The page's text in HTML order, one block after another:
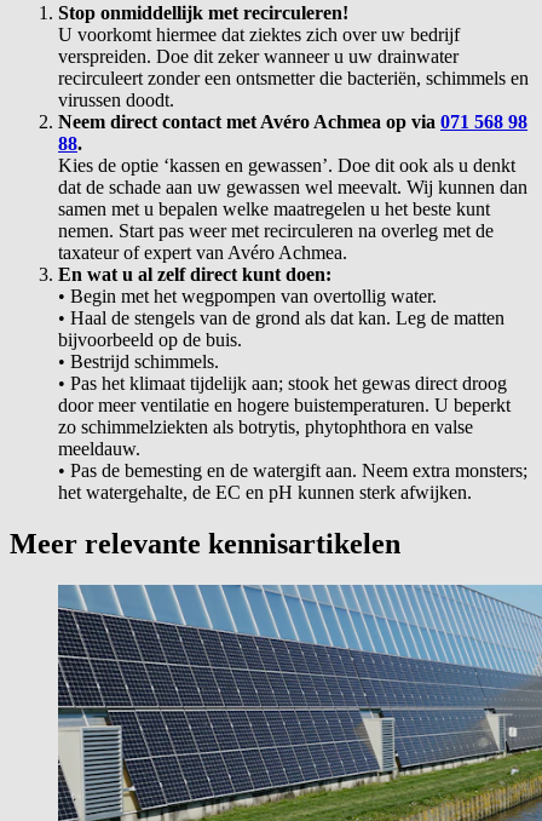
Stop onmiddellijk met recirculeren!
U voorkomt hiermee dat ziektes zich over uw bedrijf
verspreiden. Doe dit zeker wanneer u uw drainwater
recirculeert zonder een ontsmetter die bacteriën, schimmels en
virussen doodt.
Neem direct contact met Avéro Achmea op via 071 568 98
88.
Kies de optie ‘kassen en gewassen’. Doe dit ook als u denkt
dat de schade aan uw gewassen wel meevalt. Wij kunnen dan
samen met u bepalen welke maatregelen u het beste kunt
nemen. Start pas weer met recirculeren na overleg met de
taxateur of expert van Avéro Achmea.
En wat u al zelf direct kunt doen:
• Begin met het wegpompen van overtollig water.
• Haal de stengels van de grond als dat kan. Leg de matten
bijvoorbeeld op de buis.
• Bestrijd schimmels.
• Pas het klimaat tijdelijk aan; stook het gewas direct droog
door meer ventilatie en hogere buistemperaturen. U beperkt
zo schimmelziekten als botrytis, phytophthora en valse
meeldauw.
• Pas de bemesting en de watergift aan. Neem extra monsters;
het watergehalte, de EC en pH kunnen sterk afwijken.
Meer relevante kennisartikelen